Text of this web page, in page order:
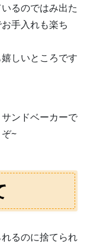
るのではみ出た
手入れも楽ち
しいところです
ンドベーカーで
~
るのに捨てられ